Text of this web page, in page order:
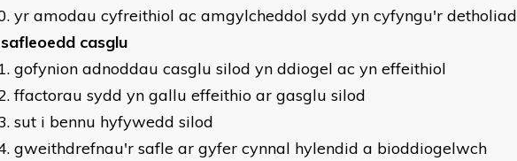
yr amodau cyfreithiol ac amgylcheddol sydd yn cyfyngu'r detholiad
safleoedd casglu
gofynion adnoddau casglu silod yn ddiogel ac yn effeithiol
ffactorau sydd yn gallu effeithio ar gasglu silod
sut i bennu hyfywedd silod
gweithdrefnau'r safle ar gyfer cynnal hylendid a bioddiogelwch